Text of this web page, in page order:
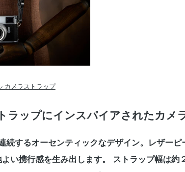
ラップにインスパイアされたカメ
続するオーセンティックなデザイン。レザーピ
い携行感を生み出します。 ストラップ幅は約